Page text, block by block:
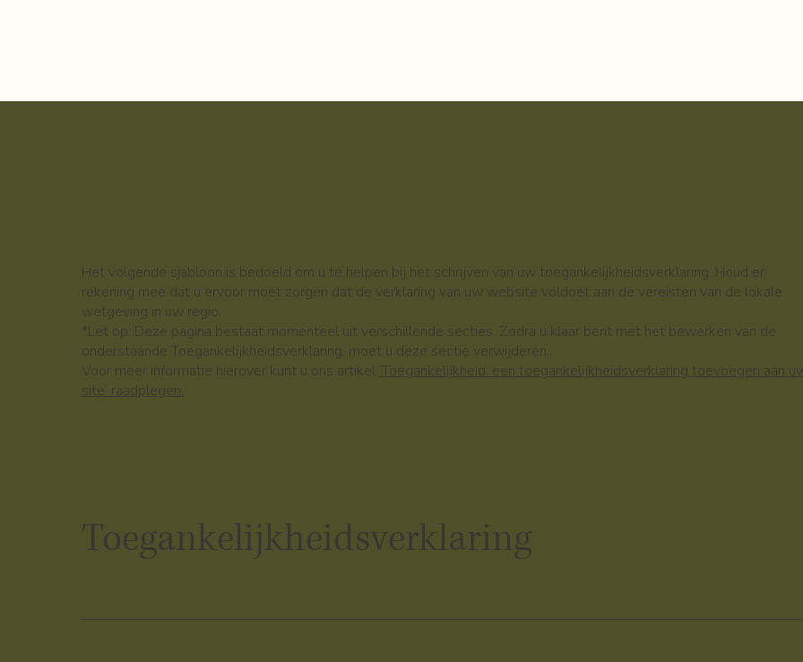
Het volgende sjabloon is bedoeld om u te helpen bij het schrijven van uw toegankelijkheidsverklaring. Houd er
rekening mee dat u ervoor moet zorgen dat de verklaring van uw website voldoet aan de vereisten van de lokale
wetgeving in uw regio.
*Let op: Deze pagina bestaat momenteel uit verschillende secties. Zodra u klaar bent met het bewerken van de
onderstaande Toegankelijkheidsverklaring, moet u deze sectie verwijderen.
Voor meer informatie hierover kunt u ons artikel ‘Toegankelijkheid: een toegankelijkheidsverklaring toevoegen aan
site’ raadplegen.
Toegankelijkheidsverklaring